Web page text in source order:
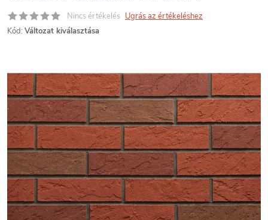
Nincs értékelés Ugrás az értékeléshez
Kód: Változat kiválasztása